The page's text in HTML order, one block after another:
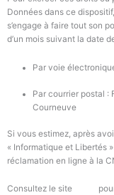
Données dans ce
s’engage à faire tout son
d’un mois suivant la date
Par voie
Par courrier postal :
Courneuve
Si vous estimez, après
« Informatique et Libertés
réclamation en ligne à la
Consultez le site